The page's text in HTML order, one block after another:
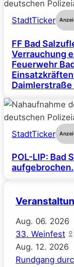
StadtTicker
FF Bad
Verrauchung
Feuerwehr
Daimlerstraße
StadtTicker
POL-LIP: Bad
aufgebrochen.
Aug. 06. 2026
33. Weinfest
Aug. 12. 2026
Rundgang